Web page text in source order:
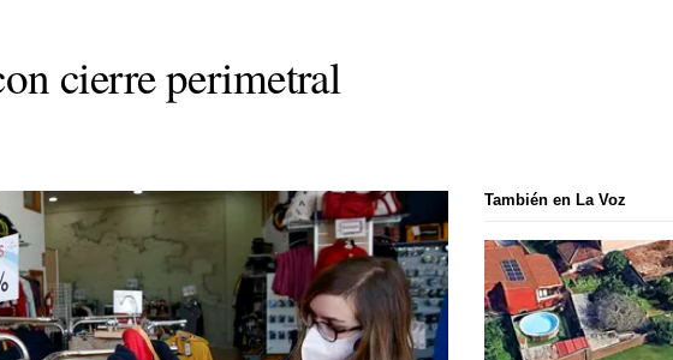
cierre perimetral
También en La Voz